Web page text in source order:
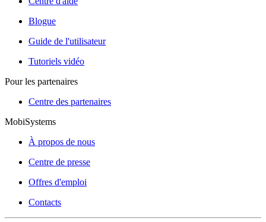
Blogue
Guide de l'utilisateur
Tutoriels vidéo
Pour les partenaires
Centre des partenaires
MobiSystems
À propos de nous
Centre de presse
Offres d'emploi
Contacts